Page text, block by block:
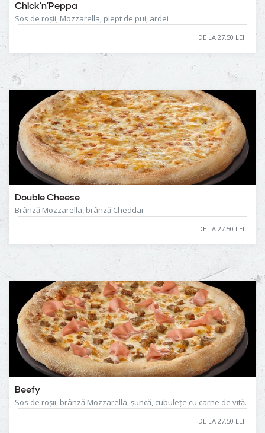
Chick’n’Peppa
Sos de roșii, Mozzarella, piept de pui, ardei
DE LA 27.50 LEI
Double Cheese
Brânză Mozzarella, brânză Cheddar
DE LA 27.50 LEI
Beefy
Sos de roșii, brânză Mozzarella, șuncă, cubulețe cu carne de vită.
DE LA 27.50 LEI